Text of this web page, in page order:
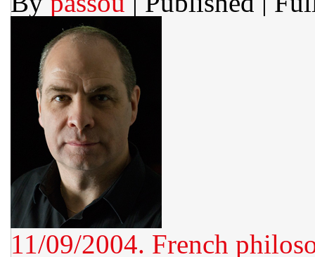
11/09/2004. French